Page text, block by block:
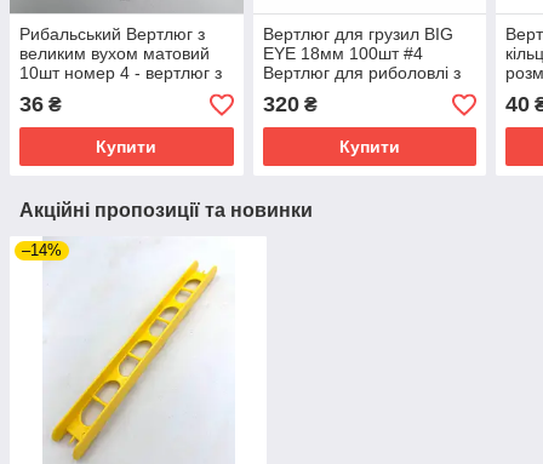
Рибальський Вертлюг з
великим вухом матовий
10шт номер 4 - вертлюг з
великим кільцем
36 ₴
Купити
Вертлюг для грузил BIG
EYE 18мм 100шт #4
Вертлюг для риболовлі з
великим кільцем
320₴
Купити
40
Акційні пропозиції та новинки
–14%